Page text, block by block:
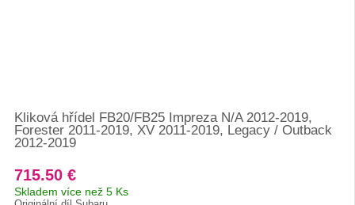
Kliková hřídel FB20/FB25 Impreza N/A 2012-2019,
Forester 2011-2019, XV 2011-2019, Legacy / Outback
2012-2019
715.50 €
Skladem více než 5 Ks